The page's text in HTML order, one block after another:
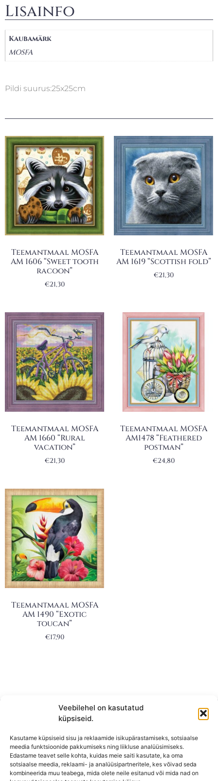
Veebilehel on kasutatud
küpsiseid.
Kasutame küpsiseid sisu ja reklaamide isikupärastamiseks, sotsiaalse
meedia funktsioonide pakkumiseks ning liikluse analüüsimiseks.
Edastame teavet selle kohta, kuidas meie saiti kasutate, ka oma
sotsiaalse meedia, reklaami- ja analüüsipartneritele, kes võivad seda
kombineerida muu teabega, mida olete neile esitanud või mida nad on
Lisainfo
Kaubamärk
MOSFA
Pildi suurus:25x25cm
Teemantmaal MOSFA
AM 1606 “Sweet tooth
racoon”
€21,30
Teemantmaal MOSFA
AM 1619 “Scottish fold”
€21,30
Teemantmaal MOSFA
AM 1660 “Rural
vacation”
€21,30
Teemantmaal MOSFA
AM1478 “Feathered
postman”
€24,80
Teemantmaal MOSFA
AM 1490 “Exotic
toucan”
€17,90
KONTAKT